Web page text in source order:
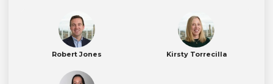
Robert Jones Kirsty Torrecilla